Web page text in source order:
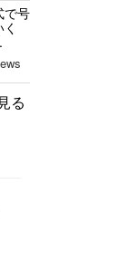
で号
る